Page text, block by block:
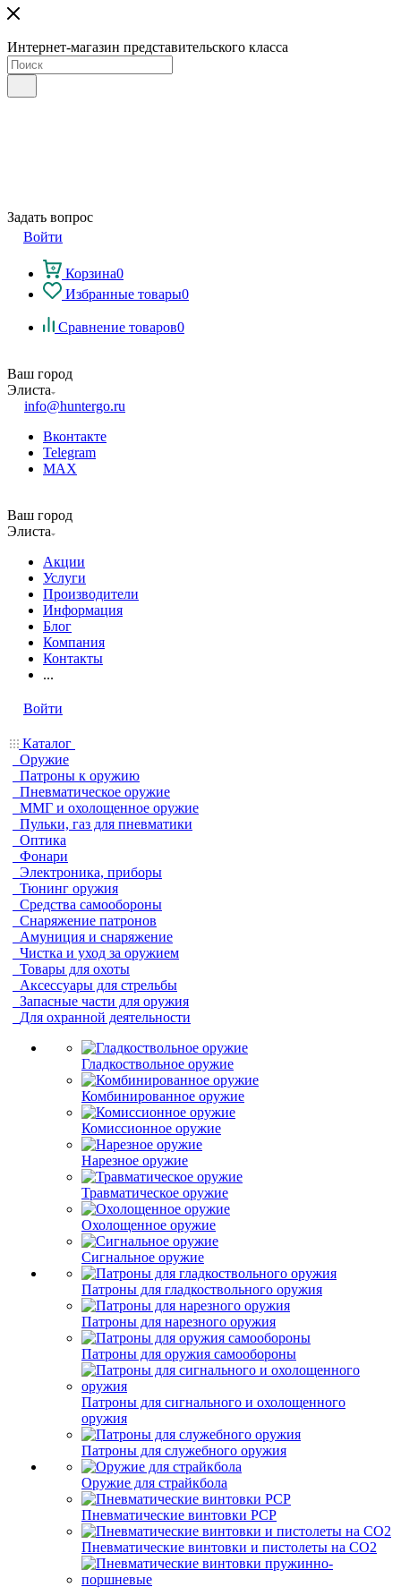
Интернет-магазин представительского класса
Задать вопрос
Войти
Корзина0
Избранные товары0
Сравнение товаров0
Ваш город
Элиста
info@huntergo.ru
Вконтакте
Telegram
MAX
Ваш город
Элиста
Акции
Услуги
Производители
Информация
Блог
Компания
Контакты
...
Войти
Каталог
Оружие
Патроны к оружию
Пневматическое оружие
ММГ и охолощенное оружие
Пульки, газ для пневматики
Оптика
Фонари
Электроника, приборы
Тюнинг оружия
Средства самообороны
Снаряжение патронов
Амуниция и снаряжение
Чистка и уход за оружием
Товары для охоты
Аксессуары для стрельбы
Запасные части для оружия
Для охранной деятельности
Гладкоствольное оружие
Комбинированное оружие
Комиссионное оружие
Нарезное оружие
Травматическое оружие
Охолощенное оружие
Сигнальное оружие
Патроны для гладкоствольного оружия
Патроны для нарезного оружия
Патроны для оружия самообороны
Патроны для сигнального и охолощенного
оружия
Патроны для служебного оружия
Оружие для страйкбола
Пневматические винтовки PCP
Пневматические винтовки и пистолеты на CO2